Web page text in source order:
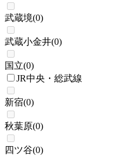
武蔵境(0)
武蔵小金井(0)
国立(0)
JR中央・総武線
新宿(0)
秋葉原(0)
四ツ谷(0)